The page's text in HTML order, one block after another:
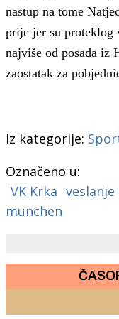
nastup na tome
prije jer su proteklog
najviše od posada iz
zaostatak za
Iz kategorije:
Označeno u:
VK Krka veslanje
munchen